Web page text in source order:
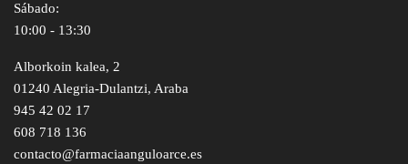
Sábado:
10:00 - 13:30
Alborkoin kalea, 2
01240 Alegria-Dulantzi, Araba
945 42 02 17
608 718 136
contacto@farmaciaanguloarce.es